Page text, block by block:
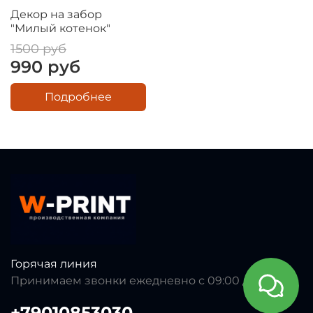
Декор на забор
"Милый котенок"
1500 руб
990 руб
Подробнее
Горячая линия
Принимаем звонки ежедневно с 09:00 до 23:00